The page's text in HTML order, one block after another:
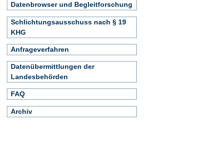
Datenbrowser und Begleitforschung
Schlichtungsausschuss nach § 19
KHG
Anfrageverfahren
Datenübermittlungen der
Landesbehörden
FAQ
Archiv